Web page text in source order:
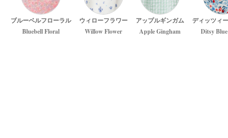
ブルーベルフローラル
Bluebell Floral
ウィローフラワー
Willow Flower
アップルギンガム
Apple Gingham
ディッツィ
Ditsy